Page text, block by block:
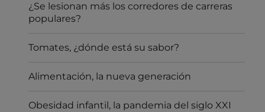
¿Se lesionan más los corredores de carreras
populares?
Tomates, ¿dónde está su sabor?
Alimentación, la nueva generación
Obesidad infantil, la pandemia del siglo XXI